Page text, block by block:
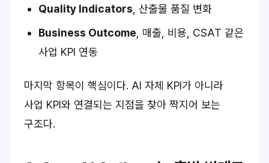
Quality Indicators , 산출물 품질 변화
Business Outcome , 매출, 비용, CSAT 같은
사업 KPI 연동
마지막 항목이 핵심이다. AI 자체 KPI가 아니라
사업 KPI와 연결되는 지점을 찾아 짝지어 보는
구조다.